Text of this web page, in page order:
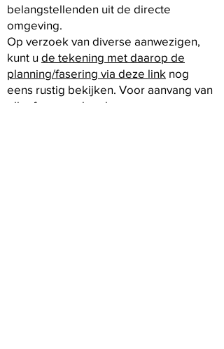
belangstellenden uit de directe
omgeving.
Op verzoek van diverse aanwezigen,
kunt u de tekening met daarop de
planning/fasering via deze link nog
eens rustig bekijken. Voor aanvang van
elke fase worden de